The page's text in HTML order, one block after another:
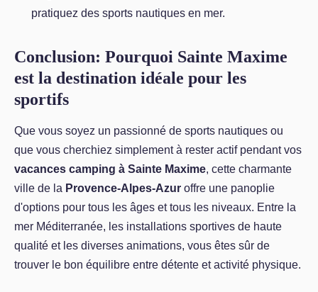
pratiquez des sports nautiques en mer.
Conclusion: Pourquoi Sainte Maxime
est la destination idéale pour les
sportifs
Que vous soyez un passionné de sports nautiques ou
que vous cherchiez simplement à rester actif pendant vos
vacances camping à Sainte Maxime, cette charmante
ville de la Provence-Alpes-Azur offre une panoplie
d'options pour tous les âges et tous les niveaux. Entre la
mer Méditerranée, les installations sportives de haute
qualité et les diverses animations, vous êtes sûr de
trouver le bon équilibre entre détente et activité physique.